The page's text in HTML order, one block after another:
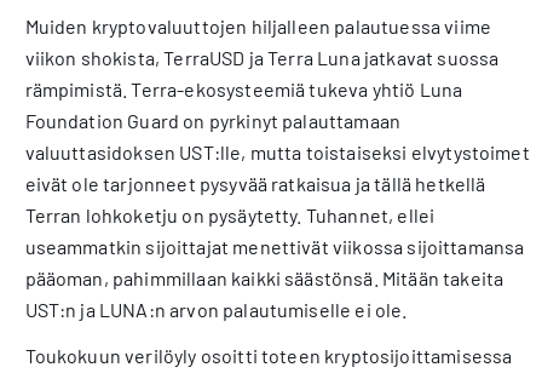
Muiden kryptovaluuttojen hiljalleen palautuessa viime
viikon shokista, TerraUSD ja Terra Luna jatkavat suossa
rämpimistä. Terra-ekosysteemiä tukeva yhtiö Luna
Foundation Guard on pyrkinyt palauttamaan
valuuttasidoksen UST:lle, mutta toistaiseksi elvytystoimet
eivät ole tarjonneet pysyvää ratkaisua ja tällä hetkellä
Terran lohkoketju on pysäytetty. Tuhannet, ellei
useammatkin sijoittajat menettivät viikossa sijoittamansa
pääoman, pahimmillaan kaikki säästönsä. Mitään takeita
UST:n ja LUNA:n arvon palautumiselle ei ole.
Toukokuun verilöyly osoitti toteen kryptosijoittamisessa